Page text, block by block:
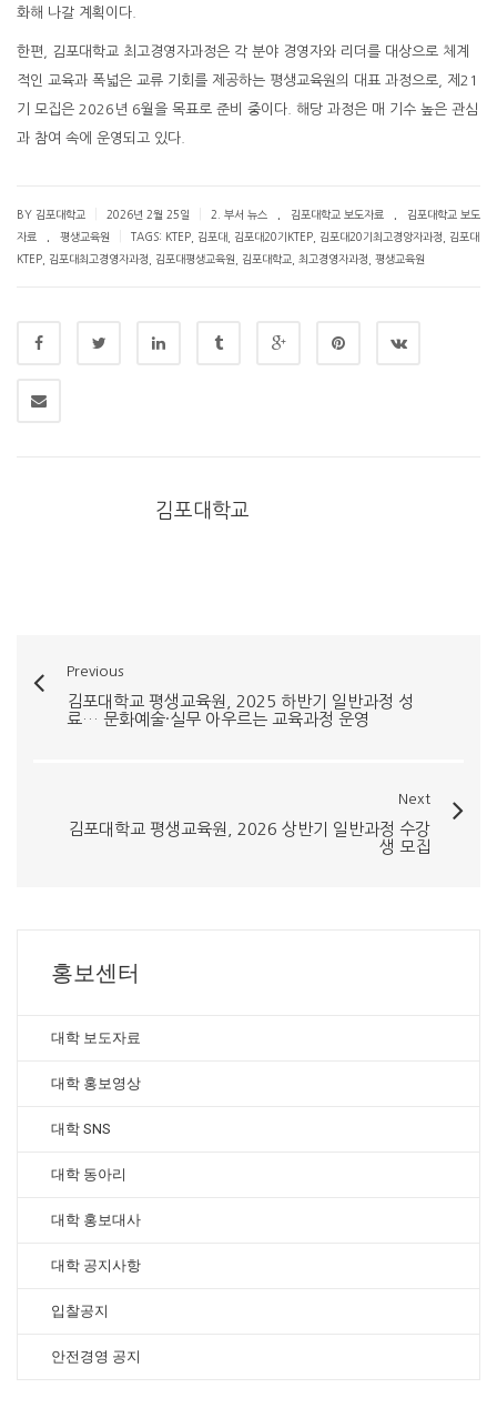
화해 나갈 계획이다.
한편, 김포대학교 최고경영자과정은 각 분야 경영자와 리더를 대상으로 체계
적인 교육과 폭넓은 교류 기회를 제공하는 평생교육원의 대표 과정으로, 제21
기 모집은 2026년 6월을 목표로 준비 중이다. 해당 과정은 매 기수 높은 관심
과 참여 속에 운영되고 있다.
BY 김포대학교 2026년 2월 25일 2. 부서 뉴스 김포대학교 보도자료
김포대학교 보도
자료
평생교육원 TAGS: KTEP 김포대 김포대20기KTEP 김포대20기최고경앙자과정
김포대
KTEP
김포대최고경영자과정 김포대평생교육원 김포대학교 최고경영자과정 평생교육원
김포대학교
Previous
김포대학교 평생교육원, 2025 하반기 일반과정 성
료… 문화예술·실무 아우르는 교육과정 운영
Next
김포대학교 평생교육원, 2026 상반기 일반과정 수강
생 모집
홍보센터
대학 보도자료
대학 홍보영상
대학 SNS
대학 동아리
대학 홍보대사
대학 공지사항
입찰공지
안전경영 공지